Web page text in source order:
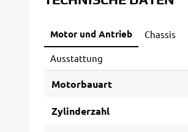
Motor und Antrieb Chassis
Ausstattung
Motorbauart
Zylinderzahl